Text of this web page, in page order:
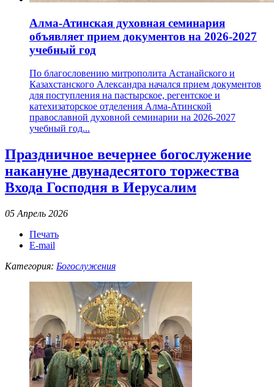
Алма-Атинская духовная семинария
объявляет прием документов на 2026-2027
учебный год
По благословению митрополита Астанайского и
Казахстанского Александра начался прием документов
для поступления на пастырское, регентское и
катехизаторское отделения Алма-Атинской
православной духовной семинарии на 2026-2027
учебный год...
Праздничное вечернее богослужение
накануне двунадесятого торжества
Входа Господня в Иерусалим
05 Апрель 2026
Печать
E-mail
Категория: Богослужения